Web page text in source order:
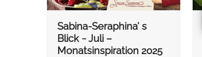
Sabina-Seraphina’ s
Blick ~ Juli –
Monatsinspiration 2025